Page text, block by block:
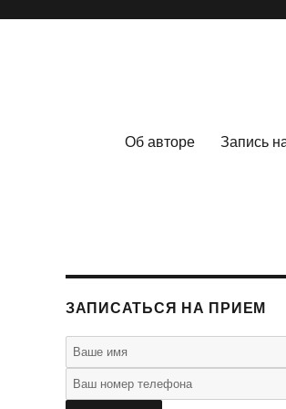
Об авторе Запись
ЗАПИСАТЬСЯ НА ПРИЕМ